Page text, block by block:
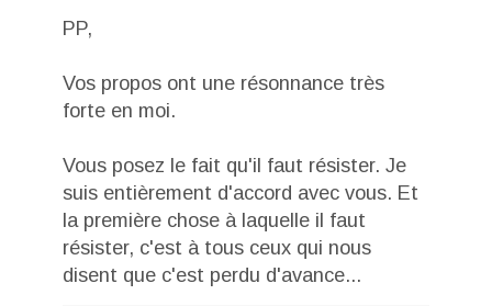
PP,
Vos propos ont une résonnance très
forte en moi.
Vous posez le fait qu'il faut résister. Je
suis entièrement d'accord avec vous. Et
la première chose à laquelle il faut
résister, c'est à tous ceux qui nous
disent que c'est perdu d'avance...